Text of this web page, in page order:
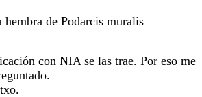
hembra de Podarcis muralis
con NIA se las trae. Por eso me